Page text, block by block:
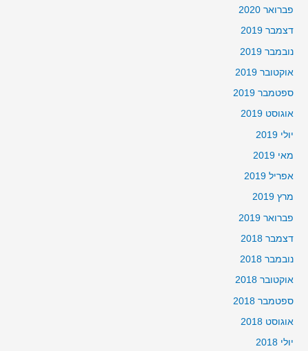
פברואר 2020
דצמבר 2019
נובמבר 2019
אוקטובר 2019
ספטמבר 2019
אוגוסט 2019
יולי 2019
מאי 2019
אפריל 2019
מרץ 2019
פברואר 2019
דצמבר 2018
נובמבר 2018
אוקטובר 2018
ספטמבר 2018
אוגוסט 2018
יולי 2018